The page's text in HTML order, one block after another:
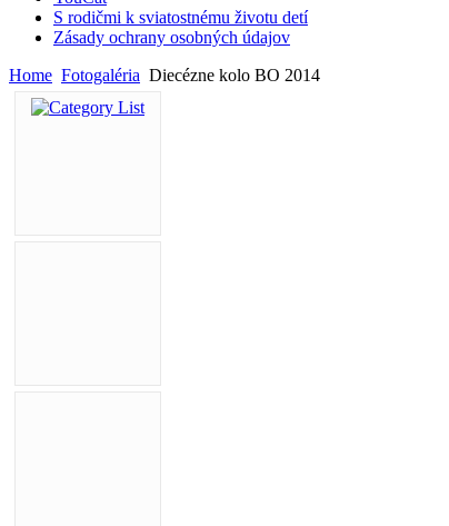
S rodičmi k sviatostnému životu detí
Zásady ochrany osobných údajov
Home Fotogaléria Diecézne kolo BO 2014